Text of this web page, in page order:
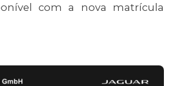
com a nova matrícula